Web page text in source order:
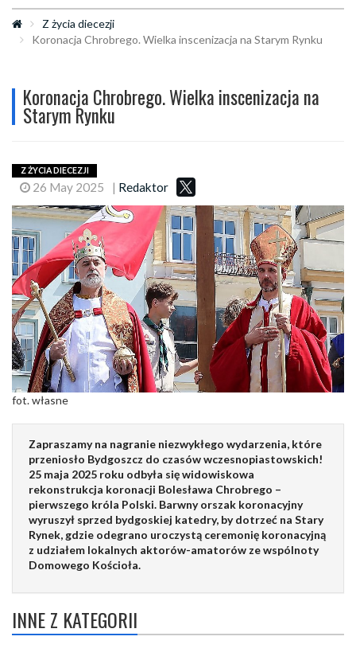
Z życia diecezji
Koronacja Chrobrego. Wielka inscenizacja na Starym Rynku
Koronacja Chrobrego. Wielka inscenizacja na
Starym Rynku
Z ŻYCIA DIECEZJI
26 May 2025 | Redaktor
fot. własne
Zapraszamy na nagranie niezwykłego wydarzenia, które
przeniosło Bydgoszcz do czasów wczesnopiastowskich!
25 maja 2025 roku odbyła się widowiskowa
rekonstrukcja koronacji Bolesława Chrobrego –
pierwszego króla Polski. Barwny orszak koronacyjny
wyruszył sprzed bydgoskiej katedry, by dotrzeć na Stary
Rynek, gdzie odegrano uroczystą ceremonię koronacyjną
z udziałem lokalnych aktorów-amatorów ze wspólnoty
Domowego Kościoła.
INNE Z KATEGORII